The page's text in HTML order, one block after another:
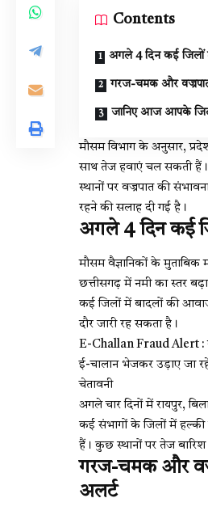
Contents
अगले 4 दिन कई जिलों में
गरज-चमक और
जानिए आज आपके
मौसम विभाग के अनुसार,
साथ तेज हवाएं चल सकती
स्थानों पर वज्रपात की
रहने की सलाह दी गई है।
अगले 4 दिन कई
मौसम वैज्ञानिकों के मुताबिक
छत्तीसगढ़ में नमी का स्तर
कई जिलों में बादलों की
दौर जारी रह सकता है।
E-Challan Fraud Alert :
ई-चालान भेजकर उड़ाए जा
चेतावनी
अगले चार दिनों में रायपुर,
कई संभागों के जिलों में
हैं। कुछ स्थानों पर तेज
गरज-चमक और
अलर्ट